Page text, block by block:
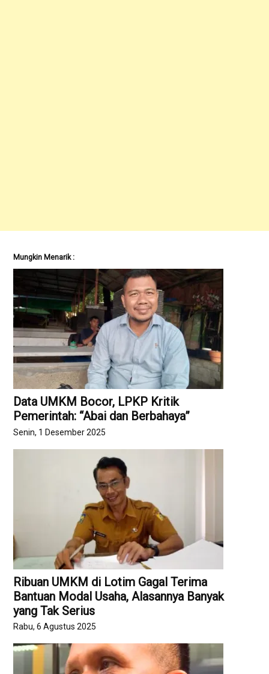
Mungkin Menarik :
Data UMKM Bocor, LPKP Kritik
Pemerintah: “Abai dan Berbahaya”
Senin, 1 Desember 2025
Ribuan UMKM di Lotim Gagal Terima
Bantuan Modal Usaha, Alasannya Banyak
yang Tak Serius
Rabu, 6 Agustus 2025